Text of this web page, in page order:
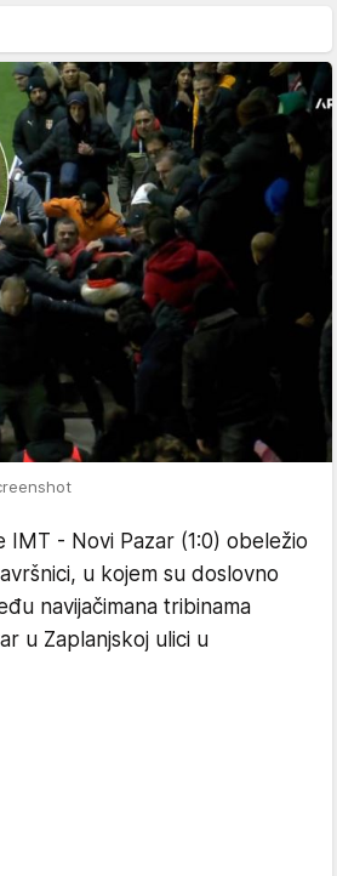
IMT - Novi Pazar (1:0) obeležio
u kojem su doslovno
navijačimana tribinama
u Zaplanjskoj ulici u